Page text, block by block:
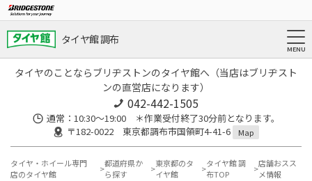
タイヤ館 調布
タイヤのことならブリヂストンのタイヤ館へ（当店はブリヂスト
ンの直営店になります）
042-442-1505
通常：10:30～19:00 ＊作業受付終了30分前となります。
〒182-0022 東京都調布市国領町4-41-6
Map
タイヤ・ホイール専門
店のタイヤ館
都道府県か
ら探す
東京都のタ
イヤ館
タイヤ館 調
布TOP
店舗おスス
メ情報